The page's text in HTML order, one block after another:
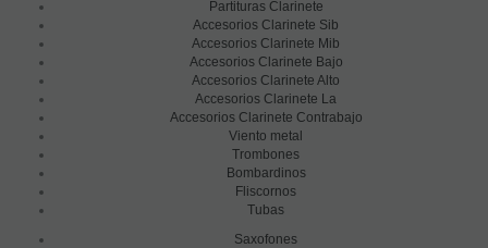
Partituras Clarinete
Accesorios Clarinete Sib
Accesorios Clarinete Mib
Accesorios Clarinete Bajo
Accesorios Clarinete Alto
Accesorios Clarinete La
Accesorios Clarinete Contrabajo
Viento metal
Trombones
Bombardinos
Fliscornos
Tubas
Saxofones